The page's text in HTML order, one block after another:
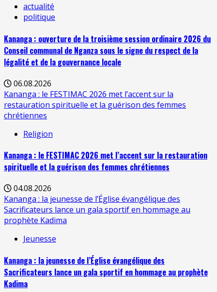
actualité
politique
Kananga : ouverture de la troisième session ordinaire 2026 du
Conseil communal de Nganza sous le signe du respect de la
légalité et de la gouvernance locale
06.08.2026
Kananga : le FESTIMAC 2026 met l’accent sur la
restauration spirituelle et la guérison des femmes
chrétiennes
Religion
Kananga : le FESTIMAC 2026 met l’accent sur la restauration
spirituelle et la guérison des femmes chrétiennes
04.08.2026
Kananga : la jeunesse de l’Église évangélique des
Sacrificateurs lance un gala sportif en hommage au
prophète Kadima
Jeunesse
Kananga : la jeunesse de l’Église évangélique des
Sacrificateurs lance un gala sportif en hommage au prophète
Kadima